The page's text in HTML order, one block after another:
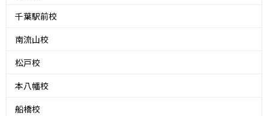
千葉駅前校
南流山校
松戸校
本八幡校
船橋校